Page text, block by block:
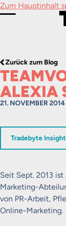
Zum Hauptinhalt
Menü
Zurück zum Blog
ALEXIA
21. NOVEMBER 2014
in
Tradebyte
Seit Sept. 2013
Marketing-
von PR-Arbeit,
Online-Marketing.